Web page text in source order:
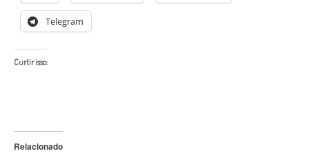
Telegram
Curtir isso:
Relacionado